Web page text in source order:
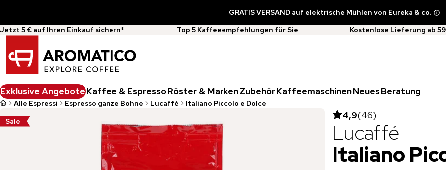
GRATIS VERSAND auf elektrische Mühlen von Eureka & co.
Jetzt 5 € auf Ihren Einkauf sichern*
Top 5 Kaffeeempfehlungen für Sie Kostenlose Lieferung ab
Exklusive AngeboteKaffee & EspressoRöster & MarkenZubehörKaffeemaschinenNeuesBeratung
Alle Espressi Espresso ganze Bohne Lucaffé
Italiano Piccolo e Dolce
Sale
4,9(46)
Lucaffé
Italiano